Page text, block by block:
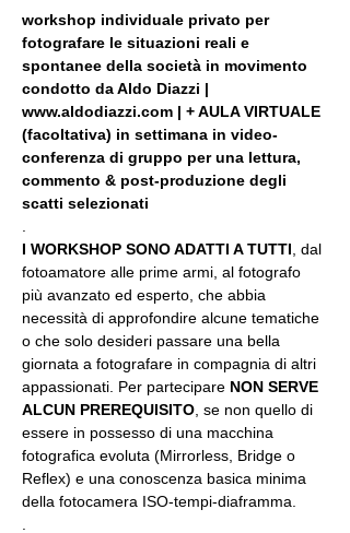
workshop individuale privato per
fotografare le situazioni reali e
spontanee della società in movimento
condotto da Aldo Diazzi |
www.aldodiazzi.com | + AULA VIRTUALE
(facoltativa) in settimana in video-
conferenza di gruppo per una lettura,
commento & post-produzione degli
scatti selezionati
I WORKSHOP SONO ADATTI A TUTTI , dal
fotoamatore alle prime armi, al fotografo
più avanzato ed esperto, che abbia
necessità di approfondire alcune tematiche
o che solo desideri passare una bella
giornata a fotografare in compagnia di altri
appassionati. Per partecipare NON SERVE
ALCUN PREREQUISITO , se non quello di
essere in possesso di una macchina
fotografica evoluta (Mirrorless, Bridge o
Reflex) e una conoscenza basica minima
della fotocamera ISO-tempi-diaframma.